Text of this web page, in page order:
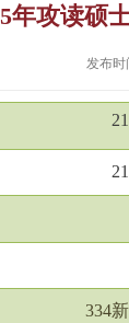
年攻读硕
发布时
334